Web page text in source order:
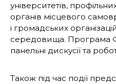
університетів,
органів місцевого
і громадських
середовища. Програма
панельні дискусії та
Також під час події